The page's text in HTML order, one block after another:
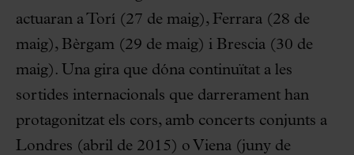
actuaran a Torí (27 de maig), Ferrara (28 de
maig), Bèrgam (29 de maig) i Brescia (30 de
maig). Una gira que dóna continuïtat a les
sortides internacionals que darrerament han
protagonitzat els cors, amb concerts conjunts a
Londres (abril de 2015) o Viena (juny de